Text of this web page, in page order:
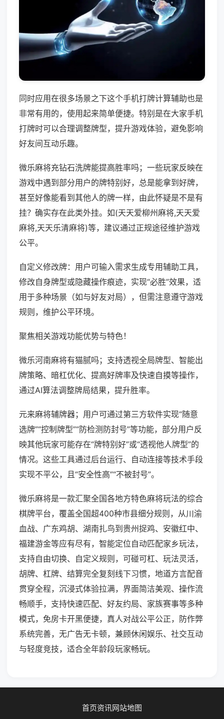
同时应用在很多场景之下这个手机打牌计算辅助也是
非常有用的，使用起来简单便捷。特别是在大家手机
打牌时可以合理调整牌型，提升游戏体验，避免影响
好友间互动乐趣。
微乐麻将充钻石洗牌能提高胜率吗；一些玩家反映在
游戏中遇到部分用户的牌特别好，总是能拿到好牌，
甚至好像能看到其他人的牌一样，由此怀疑是不是有
挂？确实存在此类外挂。如(天天爱柳州麻将,天天爱
麻将,天天乐清麻将)等，建议通过正规途径维护游戏
公平。
自定义修改牌：用户可输入需求生成专用辅助工具，
修改自身牌型或隐藏操作痕迹，实现“必胜”效果，适
用于多种场景（如与好友对局），但需注意遵守游戏
规则，维护公平环境。
聚焦相关游戏功能优势与特色！
微乐河南麻将有猫腻吗；支持透视全局牌型、智能出
牌策略、暗杠优化、提高好牌率及快速自摸等操作，
通过AI算法调整牌局结果，提升胜率。
元来麻将辅牌器；用户可通过第三方软件实现“随意
选牌”“控制牌型”“防检测防封号”等功能，部分用户反
映其他玩家可能存在“牌特别好”或“透视他人牌型”的
情况。这些工具通过后台运行、自动连接等技术手段
实现不平公，且“安全性高”“不被封号”。
微乐麻将是一款汇聚全国各地方特色麻将玩法的综合
棋牌平台，覆盖全国超400种市县细分规则，从川渝
血战、广东鸡胡、湖南扎鸟到贵州捉鸡、安徽红中、
福建游金等应有尽有，智能定位自动匹配家乡玩法，
支持自由切换、自定义规则，可碰可杠、玩法灵活，
胡牌、杠牌、结算完全复刻线下习惯，地道方言配音
贯穿全程，沉浸式体验拉满，界面简洁美观、操作流
畅顺手，支持快速匹配、好友约局、家族赛事等多种
模式，免房卡开黑便捷，真人对战公平公正，防作弊
系统完善，无广告无卡顿，兼顾休闲娱乐、社交互动
与轻度竞技，适合全年龄段玩家畅玩。
首页资讯网站地图